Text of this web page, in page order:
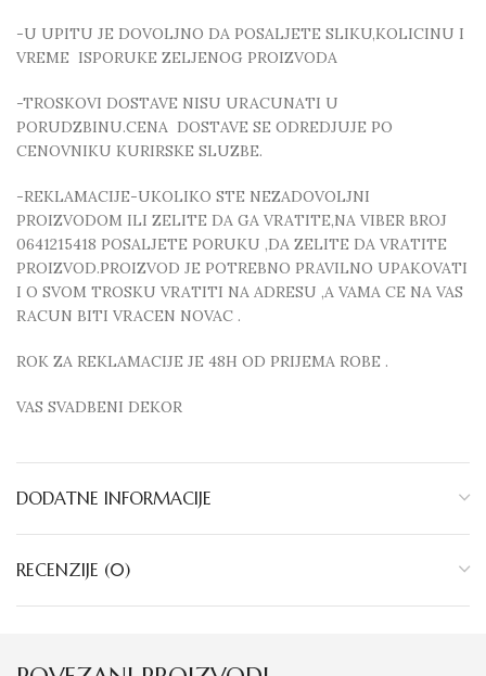
-U UPITU JE DOVOLJNO DA POSALJETE SLIKU,KOLICINU I
VREME ISPORUKE ZELJENOG PROIZVODA
-TROSKOVI DOSTAVE NISU URACUNATI U
PORUDZBINU.CENA DOSTAVE SE ODREDJUJE PO
CENOVNIKU KURIRSKE SLUZBE.
-REKLAMACIJE-UKOLIKO STE NEZADOVOLJNI
PROIZVODOM ILI ZELITE DA GA VRATITE,NA VIBER BROJ
0641215418 POSALJETE PORUKU ,DA ZELITE DA VRATITE
PROIZVOD.PROIZVOD JE POTREBNO PRAVILNO UPAKOVATI
I O SVOM TROSKU VRATITI NA ADRESU ,A VAMA CE NA VAS
RACUN BITI VRACEN NOVAC .
ROK ZA REKLAMACIJE JE 48H OD PRIJEMA ROBE .
VAS SVADBENI DEKOR
DODATNE INFORMACIJE
RECENZIJE (0)